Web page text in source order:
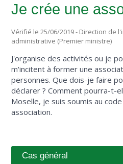
Je crée une
Vérifié le 25/06/2019 - Direction de
administrative (Premier ministre)
J'organise des activités ou je
m'incitent à former une
personnes. Que dois-je faire
déclarer ? Comment pourra-t-
Moselle, je suis soumis au
association.
Cas général